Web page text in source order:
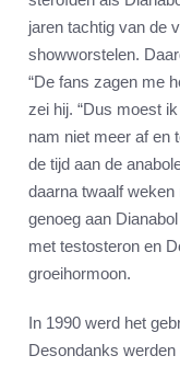
jaren tachtig van de
showworstelen.
“De fans zagen me
zei hij. “Dus moest
nam niet meer af en
de tijd aan de
daarna twaalf weken
genoeg aan
met testosteron en
groeihormoon.
In 1990 werd het
Desondanks